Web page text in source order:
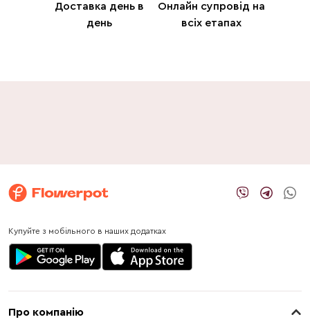
Доставка день в
день
Онлайн супровід на
всіх етапах
Купуйте з мобільного в наших додатках
Про компанію